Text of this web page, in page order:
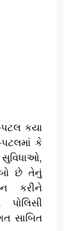
કયા
કે
છે તેનું
કરીને
પોલિસી
સાબિત